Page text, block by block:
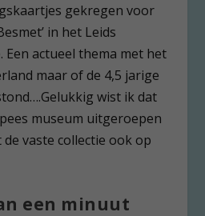
gekregen voor
in het Leids
Een actueel thema met het
maar of de 4,5 jarige
wist ik dat
museum uitgeroepen
de vaste collectie ook op
een minuut